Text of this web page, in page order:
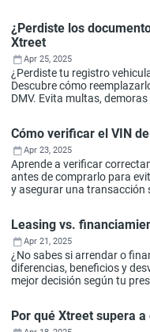
¿Perdiste los
Xtreet
Apr 25, 2025
¿Perdiste tu registro
Descubre cómo
DMV. Evita multas,
Cómo verificar el VIN
Apr 23, 2025
Aprende a verificar
antes de comprarlo para
y asegurar una transacción
Leasing vs.
Apr 21, 2025
¿No sabes si arrendar o
diferencias, beneficios y
mejor decisión según tu
Por qué Xtreet supera